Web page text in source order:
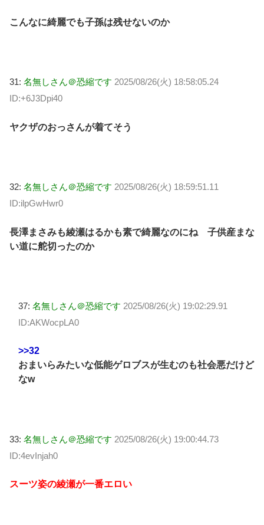
こんなに綺麗でも子孫は残せないのか
31: 名無しさん＠恐縮です 2025/08/26(火) 18:58:05.24
ID:+6J3Dpi40
ヤクザのおっさんが着てそう
32: 名無しさん＠恐縮です 2025/08/26(火) 18:59:51.11
ID:ilpGwHwr0
長澤まさみも綾瀬はるかも素で綺麗なのにね 子供産まな
い道に舵切ったのか
37: 名無しさん＠恐縮です 2025/08/26(火) 19:02:29.91
ID:AKWocpLA0
>>32
おまいらみたいな低能ゲロブスが生むのも社会悪だけど
なw
33: 名無しさん＠恐縮です 2025/08/26(火) 19:00:44.73
ID:4evInjah0
スーツ姿の綾瀬が一番エロい